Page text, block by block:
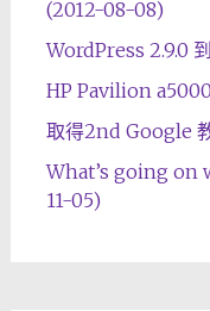
(2012-08-08)
WordPress 2.9.0
HP Pavilion
取得2nd Google
What’s going on
11-05)